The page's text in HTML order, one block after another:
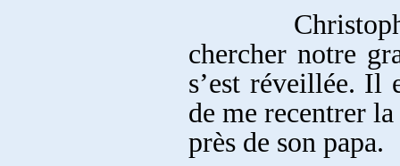
Christophe
chercher notre
s’est réveillée. Il
de me recentrer
près de son papa.